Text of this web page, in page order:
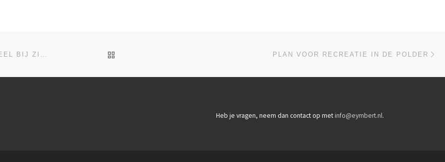
PLAN VOOR RECREATIE IN DE POLDER
Heb je vragen, neem dan contact op metinfo@eymbert.nl.